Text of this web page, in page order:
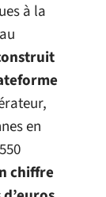
à la
en
chiffre